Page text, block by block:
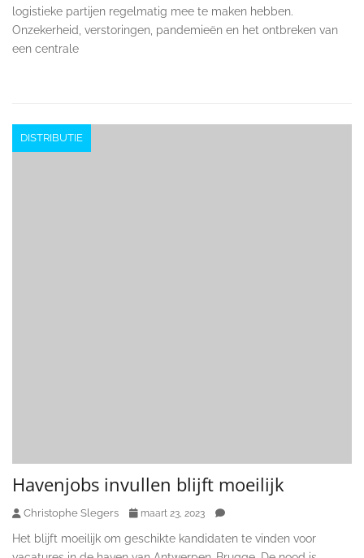
logistieke partijen regelmatig mee te maken hebben.
Onzekerheid, verstoringen, pandemieën en het ontbreken van
een centrale
DISTRIBUTIE
Havenjobs invullen blijft moeilijk
Christophe Slegers maart 23, 2023
Het blijft moeilijk om geschikte kandidaten te vinden voor